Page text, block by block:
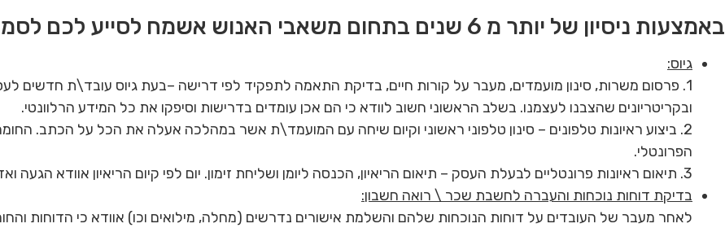
באמצעות ניסיון של יותר מ 6 שנים בתחום משאבי האנוש אשמח לסייע לכם לסמן check על המשימות הבאות:
גיוס:
1. פרסום משרות, סינון מועמדים, מעבר על קורות חיים, בדיקת התאמה לתפקיד לפי דרישה –בעת גיוס עובד\ת חדשים
ובקריטריונים שהצבנו לעצמנו. בשלב הראשוני חשוב לוודא כי הם אכן עומדים בדרישות וסיפקו את כל המידע הרלוונטי.
2. ביצוע ראיונות טלפונים – סינון טלפוני ראשוני וקיום שיחה עם המועמד\ת אשר במהלכה אעלה את הכל על הכתב.
הפרונטלי.
3. תיאום ראיונות פרונטליים לבעלת העסק – תיאום הריאיון, הכנסה ליומן ושליחת זימון. יום לפי קיום הריאיון אוודא הגעה ואדאג להעביר לכם את החומרים הדרושים.
בדיקת דוחות נוכחות והעברה לחשבת שכר \ רואה חשבון:
לאחר מעבר של העובדים על דוחות הנוכחות שלהם והשלמת אישורים נדרשים (מחלה, מילואים וכו) אוודא כי הדוחות